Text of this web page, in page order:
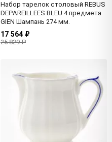
Набор тарелок столовый REBUS
DEPAREILLEES BLEU 4 предмета
GIEN Шампань 274 мм.
17 564 ₽
25 829 ₽